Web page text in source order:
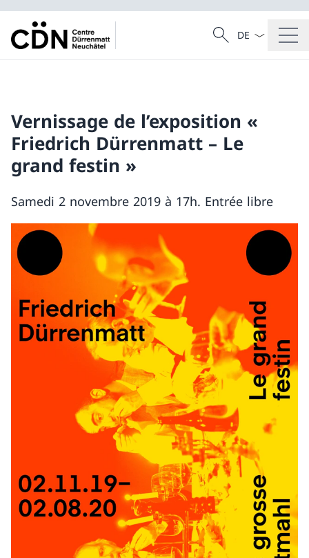
Recherche
Recherche
La langue
Vernissage de l’exposition «
Friedrich Dürrenmatt – Le
grand festin »
Samedi 2 novembre 2019 à 17h. Entrée libre